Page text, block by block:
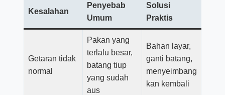
Kesalahan
Penyebab
Umum
Solusi
Praktis
Getaran tidak
normal
Pakan yang
terlalu besar,
batang tiup
yang sudah
aus
Bahan layar,
ganti batang,
menyeimbang
kan kembali